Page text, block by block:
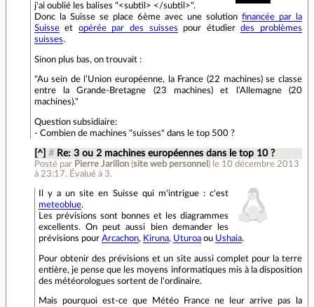
j'ai oublié les balises "<subtil> </subtil>".
Donc la Suisse se place 6ème avec une solution financée par la
Suisseet opérée par des suisses pour étudierdes problèmes
suisses.
Sinon plus bas, on trouvait :
"Au sein de l’Union européenne, la France (22 machines) se classe
entre la Grande‐Bretagne (23 machines) et l’Allemagne (20
machines)."
Question subsidiaire:
- Combien de machines "suisses" dans le top 500 ?
[^] # Re: 3 ou 2 machines européennes dans le top 10 ?
Posté par Pierre Jarillon(site web personnel ) le 10 décembre 2013
à 23:17. Évalué à 3.
Il y a un site en Suisse qui m'intrigue : c'est
meteoblue.
Les prévisions sont bonnes et les diagrammes
excellents. On peut aussi bien demander les
prévisions pour Arcachon, Kiruna, Uturoaou Ushaia.
Pour obtenir des prévisions et un site aussi complet pour la terre
entière, je pense que les moyens informatiques mis à la disposition
des météorologues sortent de l'ordinaire.
Mais pourquoi est-ce que Météo France ne leur arrive pas la